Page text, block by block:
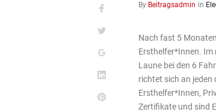
By Beitragsadmin in
Nach fast 5
Ersthelfer*Innen. Im
Laune bei den 6
richtet sich an
Ersthelfer*Innen,
Zertifikate und sind